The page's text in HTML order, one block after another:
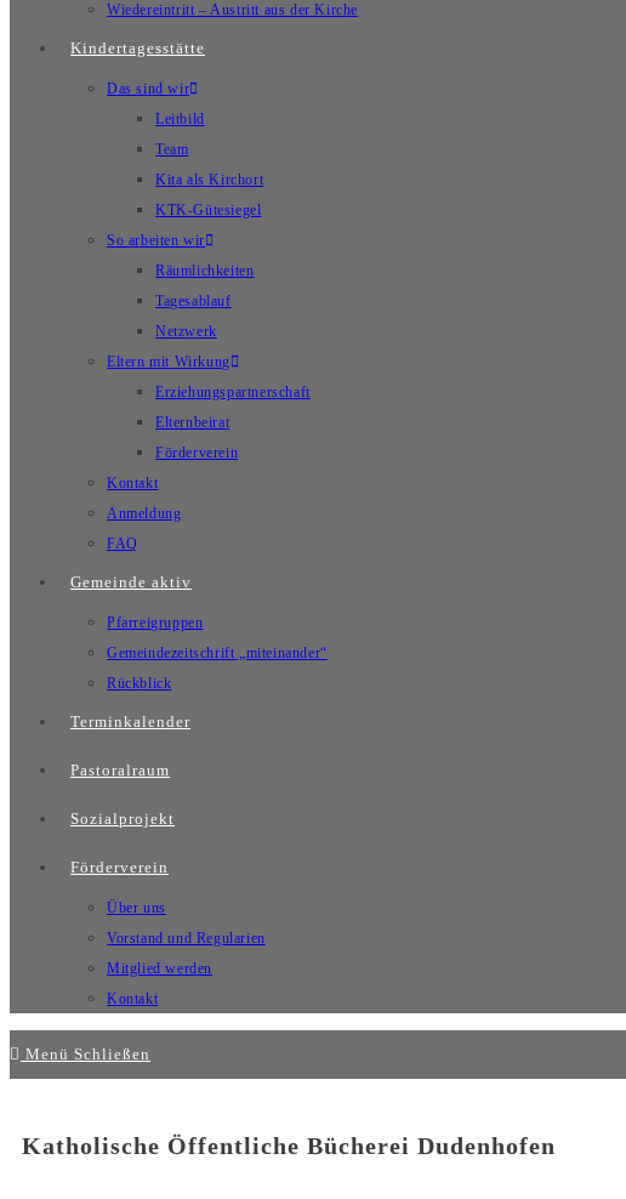
Wiedereintritt – Austritt aus der Kirche
Kindertagesstätte
Das sind wir
Leitbild
Team
Kita als Kirchort
KTK-Gütesiegel
So arbeiten wir
Räumlichkeiten
Tagesablauf
Netzwerk
Eltern mit Wirkung
Erziehungspartnerschaft
Elternbeirat
Förderverein
Kontakt
Anmeldung
FAQ
Gemeinde aktiv
Pfarreigruppen
Gemeindezeitschrift „miteinander“
Rückblick
Terminkalender
Pastoralraum
Sozialprojekt
Förderverein
Über uns
Vorstand und Regularien
Mitglied werden
Kontakt
Menü Schließen
Katholische Öffentliche Bücherei Dudenhofen